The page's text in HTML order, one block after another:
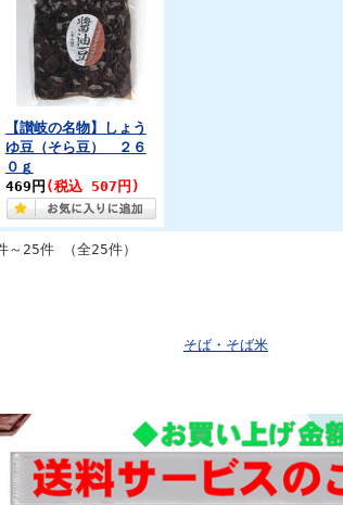
【讃岐の名物】しょう
ゆ豆（そら豆） ２６
０ｇ
469円 (税込 507円)
～25件 （全25件）
そば・そば米